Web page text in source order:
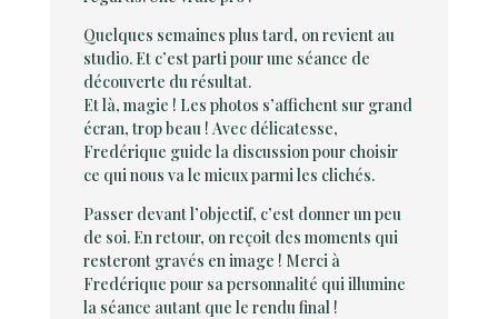
Quelques semaines plus tard, on revient au
studio. Et c’est parti pour une séance de
découverte du résultat.
Et là, magie ! Les photos s’affichent sur grand
écran, trop beau ! Avec délicatesse,
Fredérique guide la discussion pour choisir
ce qui nous va le mieux parmi les clichés.
Passer devant l’objectif, c’est donner un peu
de soi. En retour, on reçoit des moments qui
resteront gravés en image ! Merci à
Fredérique pour sa personnalité qui illumine
la séance autant que le rendu final !